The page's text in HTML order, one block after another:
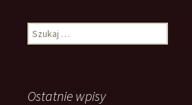
Szukaj:
Ostatnie wpisy